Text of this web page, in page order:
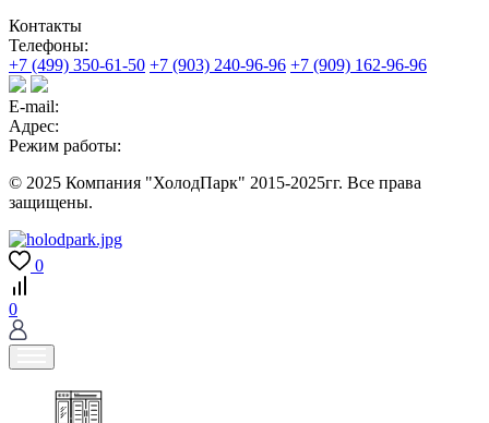
Контакты
Телефоны:
+7 (499) 350-61-50 +7 (903) 240-96-96 +7 (909) 162-96-96
E-mail:
Адрес:
Режим работы:
© 2025 Компания "ХолодПарк" 2015-2025гг. Все права
защищены.
0
0